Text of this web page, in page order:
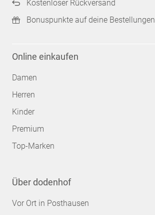
Kostenloser Rückversand
Bonuspunkte auf deine Bestellungen
Online einkaufen
Damen
Herren
Kinder
Premium
Top-Marken
Über dodenhof
Vor Ort in Posthausen